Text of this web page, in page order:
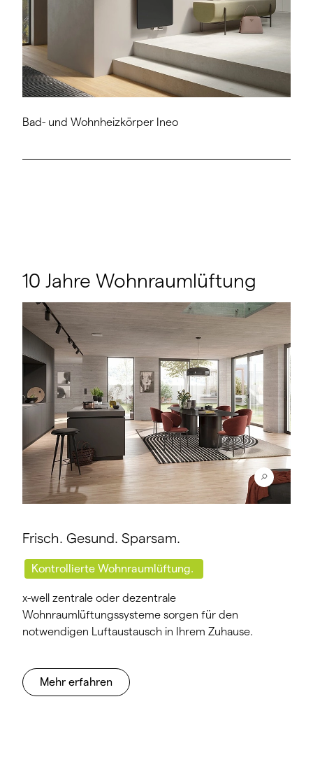
Bad- und Wohnheizkörper Ineo
10 Jahre Wohnraumlüftung
Frisch. Gesund. Sparsam.
Kontrollierte Wohnraumlüftung.
x-well zentrale oder dezentrale
Wohnraumlüftungssysteme sorgen für den
notwendigen Luftaustausch in Ihrem Zuhause.
Mehr erfahren